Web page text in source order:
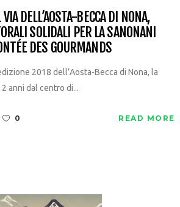
DELL’AOSTA-BECCA DI NONA,
SOLIDALI PER LA SANONANI
DES GOURMANDS
2018 dell’Aosta-Becca di Nona, la
anni dal centro di...
0 READ MORE